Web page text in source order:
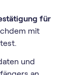
für
mit
und